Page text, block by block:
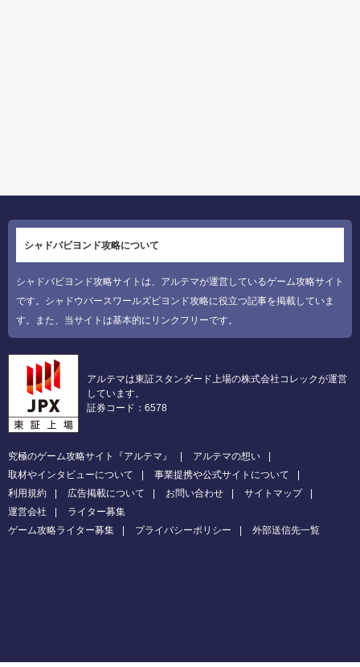
シャドバビヨンド攻略について
シャドバビヨンド攻略サイトは、アルテマが運営しているゲーム攻略サイト
です。シャドウバースワールズビヨンド攻略に役立つ記事を掲載していま
す。また、当サイトは基本的にリンクフリーです。
アルテマは東証スタンダード上場の株式会社コレックが運営
しています。
証券コード：6578
究極のゲーム攻略サイト『アルテマ』
アルテマの想い
取材やインタビューについて
事業提携や公式サイトについて
利用規約
広告掲載について お問い合わせ
サイトマップ
運営会社
ライター募集
ゲーム攻略ライター募集
プライバシーポリシー 外部送信先一覧